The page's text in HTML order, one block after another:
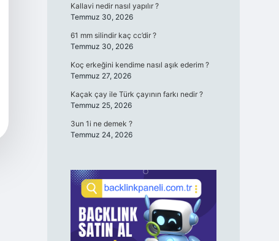
Kallavi nedir nasıl yapılır ?
Temmuz 30, 2026
61 mm silindir kaç cc’dir ?
Temmuz 30, 2026
Koç erkeğini kendime nasıl aşık ederim ?
Temmuz 27, 2026
Kaçak çay ile Türk çayının farkı nedir ?
Temmuz 25, 2026
3un 1i ne demek ?
Temmuz 24, 2026